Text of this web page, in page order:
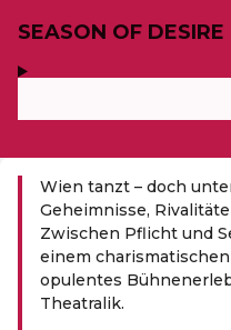
SEASON OF DESIRE
Wien tanzt – doch
Geheimnisse,
Zwischen Pflicht und
einem
opulentes
Theatralik.